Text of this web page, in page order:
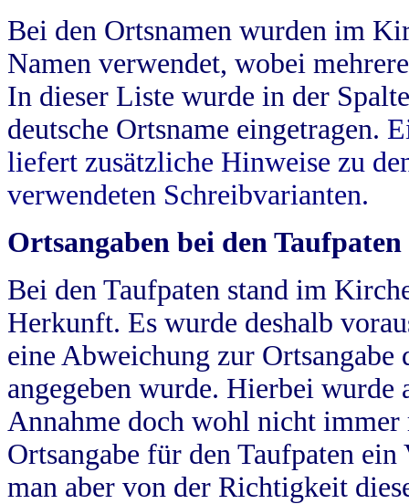
Bei den Ortsnamen wurden im
Namen verwendet, wobei
In dieser Liste wurde in der
deutsche Ortsname eingetragen.
liefert zusätzliche Hinweise zu
verwendeten Schreibvarianten.
Ortsangaben bei den Taufpaten
Bei den Taufpaten stand im
Herkunft. Es wurde deshalb
eine Abweichung zur
angegeben wurde. Hierbei wurde
Annahme doch wohl nicht
Ortsangabe für den Taufpaten
man aber von der Richtigkeit